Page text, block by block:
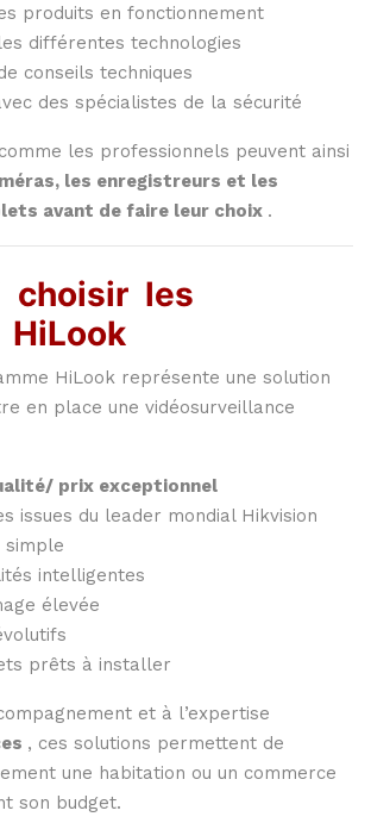
produits en fonctionnement
différentes technologies
conseils techniques
des spécialistes de la sécurité
comme les professionnels peuvent ainsi
les enregistreurs et les
avant de faire leur choix .
choisir les
HiLook
HiLook représente une solution
en place une vidéosurveillance
prix exceptionnel
issues du leader mondial Hikvision
simple
intelligentes
élevée
prêts à installer
et à l’expertise
, ces solutions permettent de
une habitation ou un commerce
son budget.